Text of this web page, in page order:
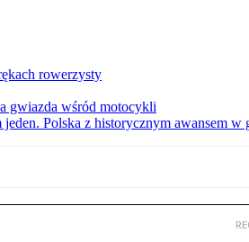
rowerzysty
gwiazda wśród motocykli
Polska z historycznym awansem w